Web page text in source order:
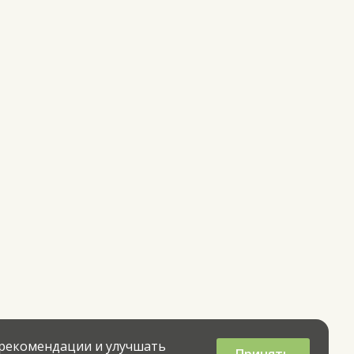
и улучшать